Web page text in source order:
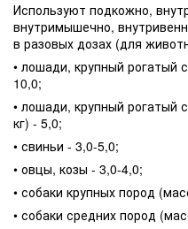
Используют подкожно,
внутримышечно,
в разовых дозах (для
• лошади, крупный рогатый
10,0;
• лошади, крупный рогатый
кг) - 5,0;
• свиньи - 3,0-5,0;
• овцы, козы - 3,0-4,0;
• собаки крупных пород
• собаки средних пород